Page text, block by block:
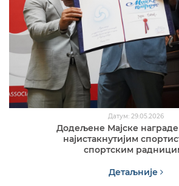
Датум: 29.05.2026
Додељене Мајске награде
најистакнутијим
спортским
Детаљније